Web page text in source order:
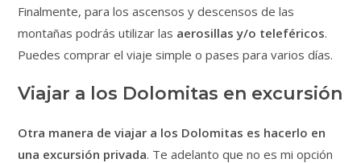
Finalmente, para los ascensos y descensos de las
montañas podrás utilizar las aerosillas y/o teleféricos.
Puedes comprar el viaje simple o pases para varios días.
Viajar a los Dolomitas en excursión
Otra manera de viajar a los Dolomitas es hacerlo en
una excursión privada. Te adelanto que no es mi opción